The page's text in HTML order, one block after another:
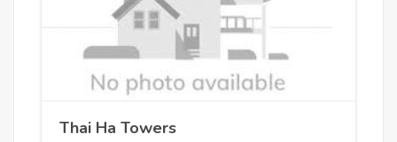
Thai Ha Towers